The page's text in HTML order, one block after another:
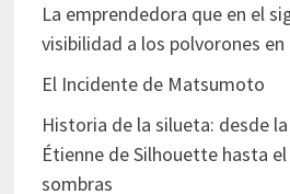
La emprendedora que en el
visibilidad a los polvorones
El Incidente de Matsumoto
Historia de la silueta: desde
Étienne de Silhouette hasta
sombras